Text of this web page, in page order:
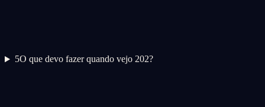
5O que devo fazer quando vejo 202?